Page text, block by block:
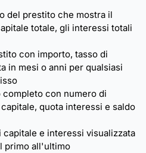
del prestito che mostra il
totale, gli interessi totali
con importo, tasso di
in mesi o anni per qualsiasi
completo con numero di
quota interessi e saldo
e interessi visualizzata
primo all'ultimo